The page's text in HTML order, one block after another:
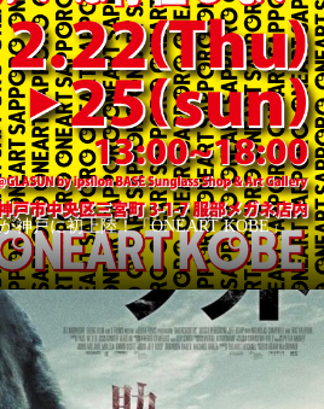
神戸に初上陸！「ONEART KOBE」